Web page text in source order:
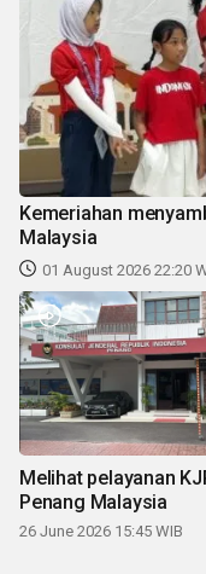
Kemeriahan
Malaysia
01 August 2026 22:20
Melihat pelayanan
Penang Malaysia
26 June 2026 15:45 WIB